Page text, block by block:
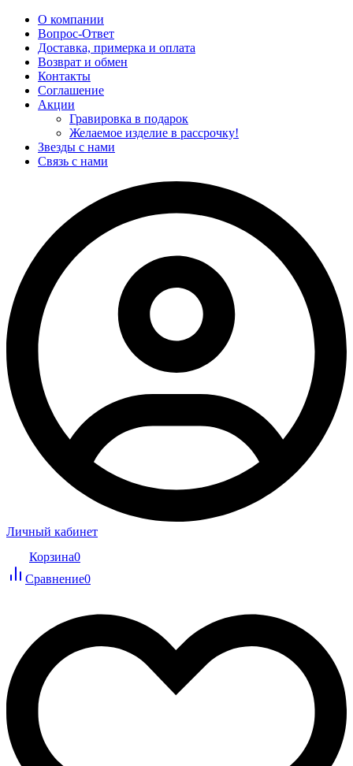
О компании
Вопрос-Ответ
Доставка, примерка и оплата
Возврат и обмен
Контакты
Соглашение
Акции
Гравировка в подарок
Желаемое изделие в рассрочку!
Звезды с нами
Связь с нами
Личный кабинет
Корзина0
Сравнение0